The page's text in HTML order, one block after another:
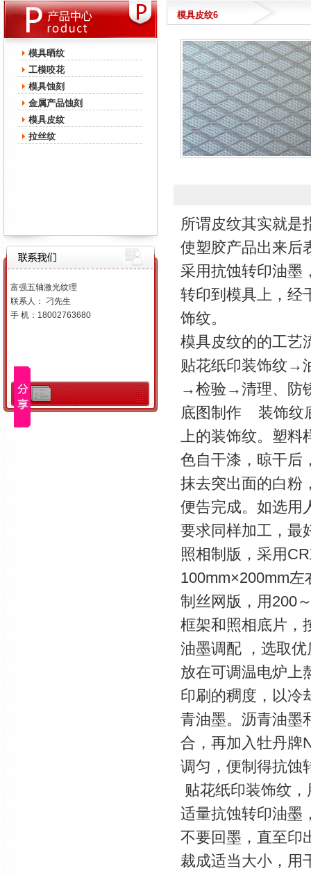
模具晒纹
工模咬花
模具蚀刻
金属产品蚀刻
模具皮纹
拉丝纹
富强五轴激光纹理
联系人： 刁先生
手 机：18002763680
模具皮纹6
所谓皮纹其实就是
使塑胶产品出来后
采用抗蚀转印油墨
转印到模具上，经
饰纹。
模具皮纹的的工
贴花纸印装饰纹
→检验→清理、防
底图制作 装饰纹
上的装饰纹。塑料
色自干漆，晾干后
抹去突出面的白粉
便告完成。如选用
要求同样加工，最
照相制版，采用
100mm×200mm
制丝网版，用200
框架和照相底片，
油墨调配 ，选取
放在可调温电炉上
印刷的稠度，以冷
青油墨。沥青油墨
合，再加入牡丹牌
调匀，便制得抗蚀
贴花纸印装饰纹
适量抗蚀转印油墨
不要回墨，直至印
裁成适当大小，用